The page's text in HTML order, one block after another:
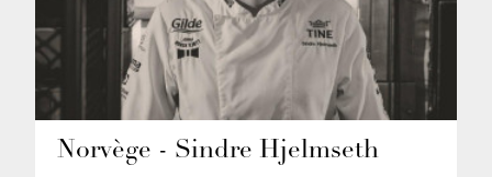
Norvège - Sindre Hjelmseth